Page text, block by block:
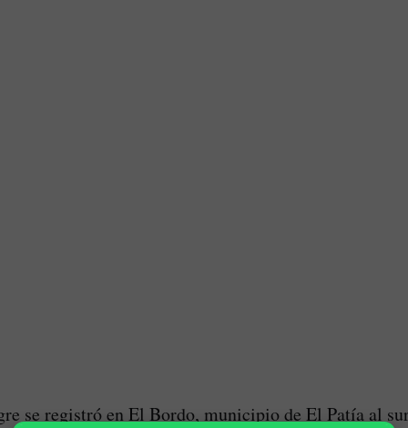
se registró en El Bordo, municipio de El Patía al